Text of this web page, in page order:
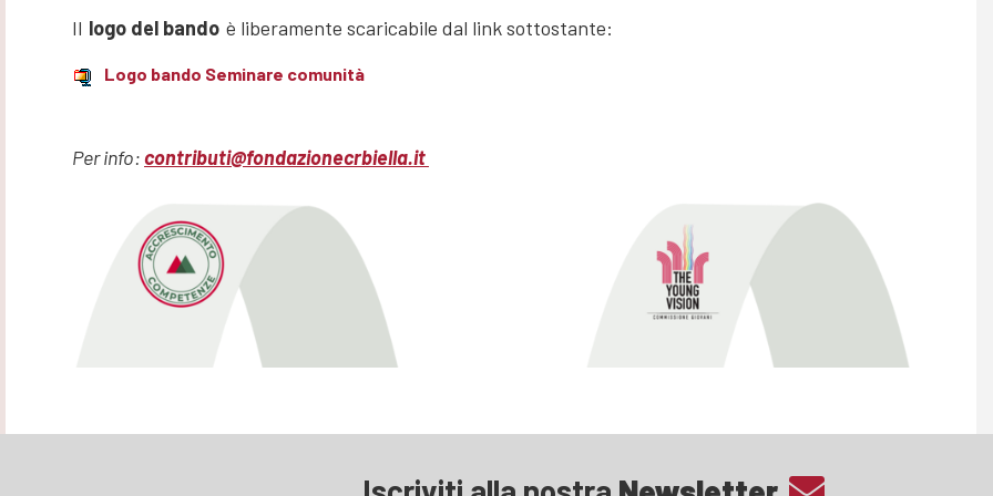
Il logo del bando è liberamente scaricabile dal link sottostante:
Logo bando Seminare comunità
Per info:contributi@fondazionecrbiella.it